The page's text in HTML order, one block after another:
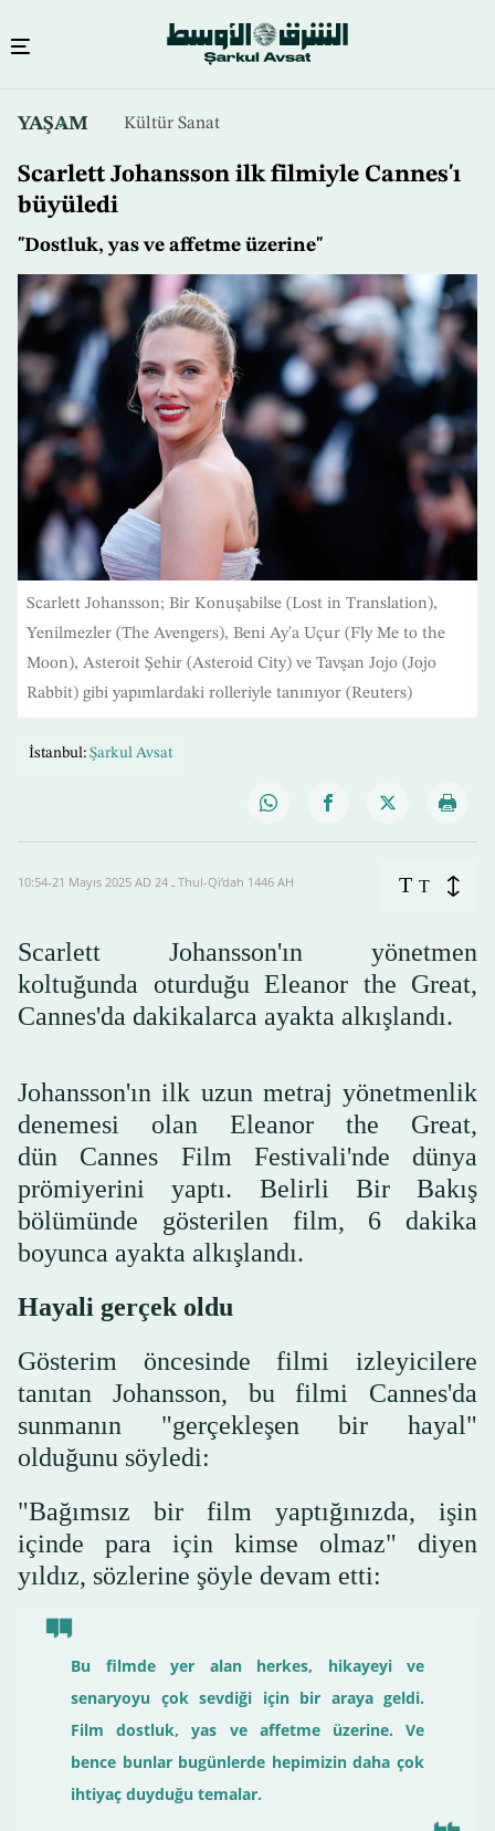
içeriğe
atla
YAŞAM Kültür Sanat
Scarlett Johansson ilk filmiyle Cannes'ı
büyüledi
"Dostluk, yas ve affetme üzerine"
Scarlett Johansson; Bir Konuşabilse (Lost in Translation),
Yenilmezler (The Avengers), Beni Ay'a Uçur (Fly Me to the
Moon), Asteroit Şehir (Asteroid City) ve Tavşan Jojo (Jojo
Rabbit) gibi yapımlardaki rolleriyle tanınıyor (Reuters)
İstanbul: Şarkul Avsat
10:54-21 Mayıs 2025 AD ـ 24 Thul-Qi’dah 1446 AH T T
Scarlett Johansson'ın yönetmen
koltuğunda oturduğu Eleanor the Great,
Cannes'da dakikalarca ayakta alkışlandı.
Johansson'ın ilk uzun metraj yönetmenlik
denemesi olan Eleanor the Great,
dün Cannes Film Festivali'nde dünya
prömiyerini yaptı. Belirli Bir Bakış
bölümünde gösterilen film, 6 dakika
boyunca ayakta alkışlandı.
Hayali gerçek oldu
Gösterim öncesinde filmi izleyicilere
tanıtan Johansson, bu filmi Cannes'da
sunmanın "gerçekleşen bir hayal"
olduğunu söyledi:
"Bağımsız bir film yaptığınızda, işin
içinde para için kimse olmaz" diyen
yıldız, sözlerine şöyle devam etti:
Bu filmde yer alan herkes, hikayeyi ve
senaryoyu çok sevdiği için bir araya geldi.
Film dostluk, yas ve affetme üzerine. Ve
bence bunlar bugünlerde hepimizin daha çok
ihtiyaç duyduğu temalar.